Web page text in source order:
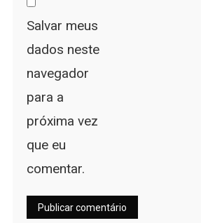
Salvar meus
dados neste
navegador
para a
próxima vez
que eu
comentar.